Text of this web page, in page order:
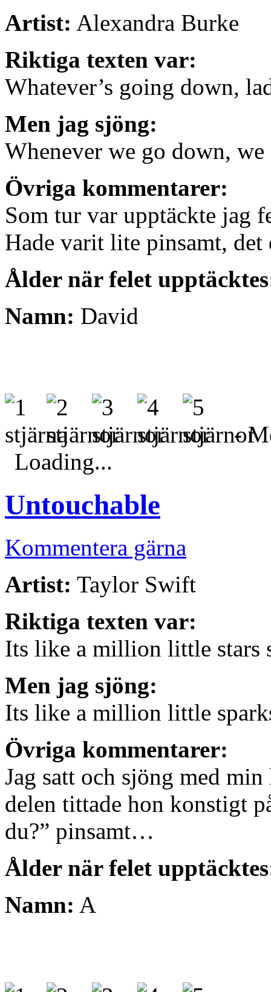
Artist: Alexandra Burke
Riktiga texten var:
Whatever’s going down,
Men jag sjöng:
Whenever we go down,
Övriga kommentarer:
Som tur var upptäckte jag
Hade varit lite pinsamt, det
Ålder när felet
Namn: David
-
Loading...
Untouchable
Kommentera gärna
Artist: Taylor Swift
Riktiga texten var:
Its like a million little stars
Men jag sjöng:
Its like a million little
Övriga kommentarer:
Jag satt och sjöng med
delen tittade hon konstigt
du?” pinsamt…
Ålder när felet
Namn: A